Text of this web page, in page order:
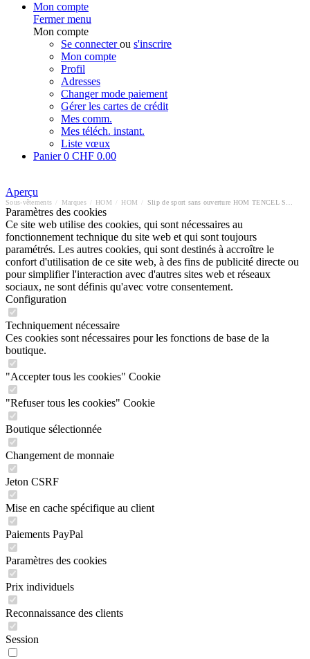
Mon compte
Fermer menu
Mon compte
Se connecterou s'inscrire
Mon compte
Profil
Adresses
Changer mode paiement
Gérer les cartes de crédit
Mes comm.
Mes téléch. instant.
Liste vœux
Panier0 CHF 0.00
Aperçu
Sous-vêtements Marques HOM HOM
Paramètres des cookies
Ce site web utilise des cookies, qui sont nécessaires au
fonctionnement technique du site web et qui sont toujours
paramétrés. Les autres cookies, qui sont destinés à accroître le
confort d'utilisation de ce site web, à des fins de publicité directe ou
pour simplifier l'interaction avec d'autres sites web et réseaux
sociaux, ne sont définis qu'avec votre consentement.
Configuration
Techniquement nécessaire
Ces cookies sont nécessaires pour les fonctions de base de la
boutique.
"Accepter tous les cookies" Cookie
"Refuser tous les cookies" Cookie
Boutique sélectionnée
Changement de monnaie
Jeton CSRF
Mise en cache spécifique au client
Paiements PayPal
Paramètres des cookies
Prix individuels
Reconnaissance des clients
Session